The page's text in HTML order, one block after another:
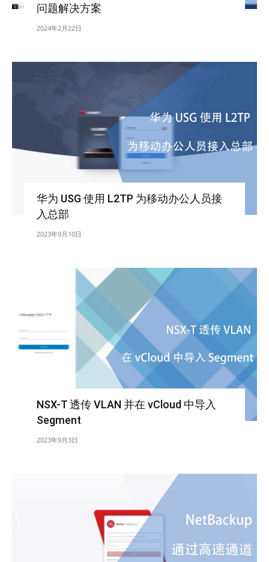
问题解决方案
2024年2月22日
华为 USG 使用 L2TP 为移动办公人员接
入总部
2023年9月10日
NSX-T 透传 VLAN 并在 vCloud 中导入
Segment
2023年9月3日